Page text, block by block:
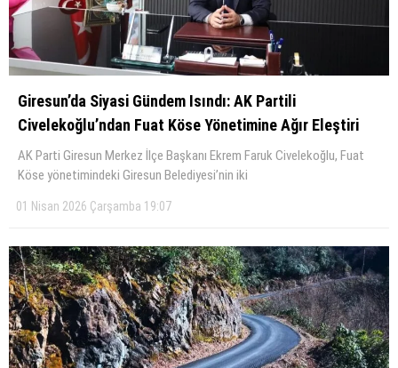
Giresun’da Siyasi Gündem Isındı: AK Partili
Civelekoğlu’ndan Fuat Köse Yönetimine Ağır Eleştiri
AK Parti Giresun Merkez İlçe Başkanı Ekrem Faruk Civelekoğlu, Fuat
Köse yönetimindeki Giresun Belediyesi’nin iki
01 Nisan 2026 Çarşamba 19:07